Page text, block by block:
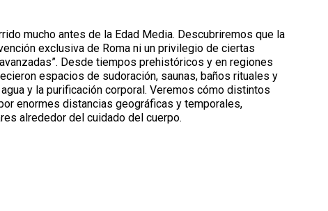
mucho antes de la Edad Media. Descubriremos que la
exclusiva de Roma ni un privilegio de ciertas
Desde tiempos prehistóricos y en regiones
espacios de sudoración, saunas, baños rituales y
y la purificación corporal. Veremos cómo distintos
enormes distancias geográficas y temporales,
alrededor del cuidado del cuerpo.